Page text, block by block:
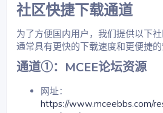
社区快捷下载通道​
为了方便国内用户，我们提供以下
通常具有更快的下载速度和更便捷的
通道①：MCEE论坛资源​
网址：
https://www.mceebbs.com/